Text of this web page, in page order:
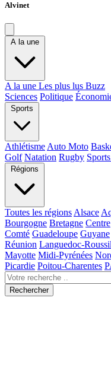
Alvinet
A la une
A la une Les plus lus Buzz
Sciences Politique
Sports
Athlétisme Auto Moto
Golf Natation Rugby
Régions
Toutes les régions Alsace
Bourgogne Bretagne Centre
Comté Guadeloupe Guyane
Réunion Languedoc-
Mayotte Midi-Pyrénées
Picardie Poitou-Charentes
Rechercher